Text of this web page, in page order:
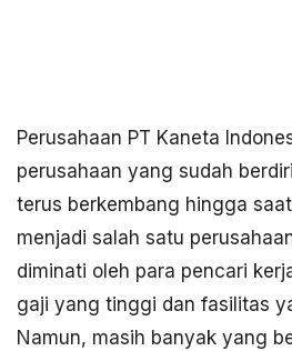
Perusahaan PT Kaneta
perusahaan yang sudah
terus berkembang hingga
menjadi salah satu
diminati oleh para pencari
gaji yang tinggi dan fasilitas
Namun, masih banyak yang